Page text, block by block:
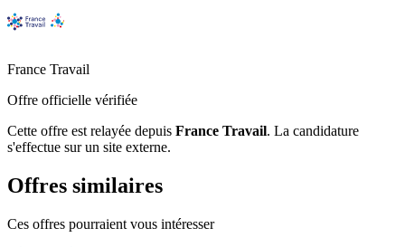
France Travail
Offre officielle vérifiée
Cette offre est relayée depuis France Travail. La candidature
s'effectue sur un site externe.
Offres similaires
Ces offres pourraient vous intéresser